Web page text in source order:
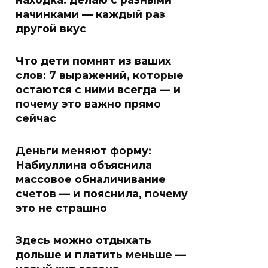
начинками — каждый раз
другой вкус
Что дети помнят из ваших
слов: 7 выражений, которые
остаются с ними всегда — и
почему это важно прямо
сейчас
Деньги меняют форму:
Набиуллина объяснила
массовое обналичивание
счетов — и пояснила, почему
это не страшно
Здесь можно отдыхать
дольше и платить меньше —